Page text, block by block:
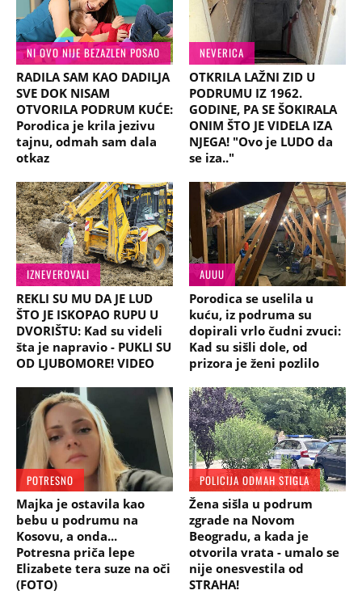
NI OVO NIJE BEZAZLEN POSAO
RADILA SAM KAO DADILJA
SVE DOK NISAM
OTVORILA PODRUM KUĆE:
Porodica je krila jezivu
tajnu, odmah sam dala
otkaz
NEVERICA
OTKRILA LAŽNI ZID U
PODRUMU IZ 1962.
GODINE, PA SE ŠOKIRALA
ONIM ŠTO JE VIDELA IZA
NJEGA! "Ovo je LUDO da
se iza.."
IZNEVEROVALI
REKLI SU MU DA JE LUD
ŠTO JE ISKOPAO RUPU U
DVORIŠTU: Kad su videli
šta je napravio - PUKLI SU
OD LJUBOMORE! VIDEO
AUUU
Porodica se uselila u
kuću, iz podruma su
dopirali vrlo čudni zvuci:
Kad su sišli dole, od
prizora je ženi pozlilo
POTRESNO
Majka je ostavila kao
bebu u podrumu na
Kosovu, a onda...
Potresna priča lepe
Elizabete tera suze na oči
(FOTO)
POLICIJA ODMAH STIGLA
Žena sišla u podrum
zgrade na Novom
Beogradu, a kada je
otvorila vrata - umalo se
nije onesvestila od
STRAHA!